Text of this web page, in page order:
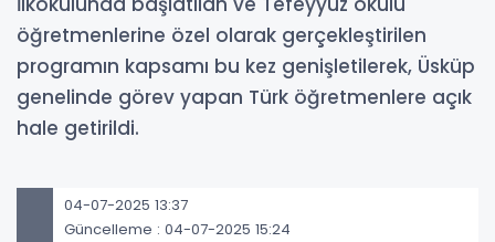
öğretmenlerine özel olarak gerçekleştirilen
programın kapsamı bu kez genişletilerek, Üsküp
genelinde görev yapan Türk öğretmenlere açık
hale getirildi.
04-07-2025 13:37
Güncelleme : 04-07-2025 15:24